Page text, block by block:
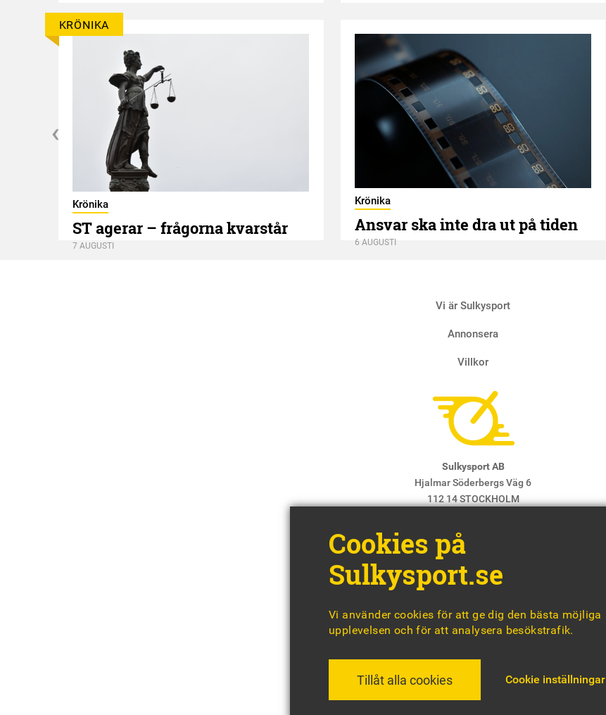
KRÖNIKA
Krönika
ST agerar – frågorna kvarstår
7 AUGUSTI
Krönika
Ansvar ska inte dra ut på tiden
6 AUGUSTI
Vi är Sulkysport
Annonsera
Villkor
Sulkysport AB
Hjalmar Söderbergs Väg 6
112 14 STOCKHOLM
Chefredaktör & ansvarig utgivare:
Cookies på
Sulkysport.se
Vi använder cookies för att ge dig den bästa möjliga
upplevelsen och för att analysera besökstrafik.
Tillåt alla cookies Cookie inställningar